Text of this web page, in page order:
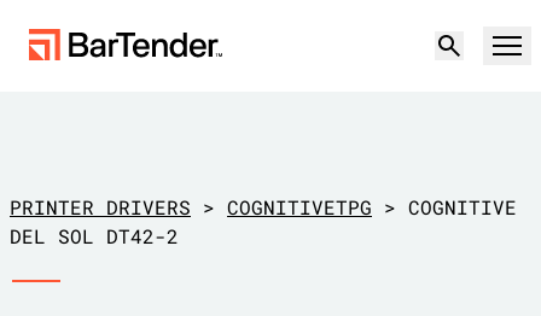
ETIKETTIERUNG, MARKIERUNG UND CODIERUNG
Lösungen
PRINTER DRIVERS > COGNITIVETPG > COGNITIVE
DEL SOL DT42-2